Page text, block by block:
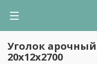
Уголок
20х12х2700